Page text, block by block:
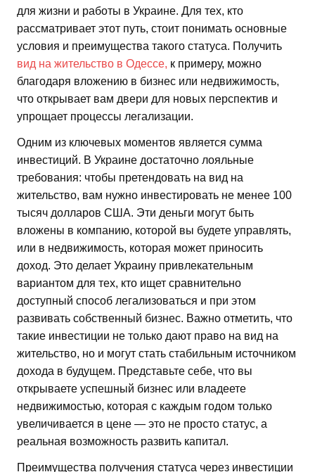
для жизни и работы в Украине. Для тех, кто
рассматривает этот путь, стоит понимать основные
условия и преимущества такого статуса. Получить
вид на жительство в Одессе, к примеру, можно
благодаря вложению в бизнес или недвижимость,
что открывает вам двери для новых перспектив и
упрощает процессы легализации.
Одним из ключевых моментов является сумма
инвестиций. В Украине достаточно лояльные
требования: чтобы претендовать на вид на
жительство, вам нужно инвестировать не менее 100
тысяч долларов США. Эти деньги могут быть
вложены в компанию, которой вы будете управлять,
или в недвижимость, которая может приносить
доход. Это делает Украину привлекательным
вариантом для тех, кто ищет сравнительно
доступный способ легализоваться и при этом
развивать собственный бизнес. Важно отметить, что
такие инвестиции не только дают право на вид на
жительство, но и могут стать стабильным источником
дохода в будущем. Представьте себе, что вы
открываете успешный бизнес или владеете
недвижимостью, которая с каждым годом только
увеличивается в цене — это не просто статус, а
реальная возможность развить капитал.
Преимущества получения статуса через инвестиции